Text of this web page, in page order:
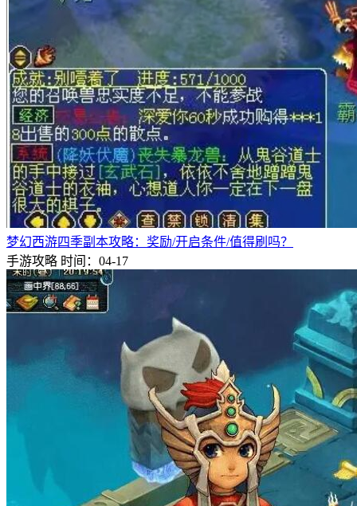
梦幻西游四季副本攻略：奖励/开启条件/值得刷吗？
手游攻略 时间：04-17